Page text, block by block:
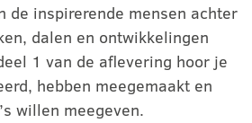
de inspirerende mensen achter
dalen en ontwikkelingen
1 van de aflevering hoor je
hebben meegemaakt en
willen meegeven.